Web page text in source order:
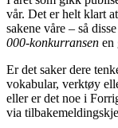
vår. Det er helt klart
sakene våre – så
000-konkurransen en
Er det saker dere
vokabular, verktøy
eller er det noe i
via